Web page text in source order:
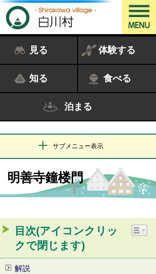
見る 体験する
知る 食べる
泊まる
サブメニュー表示
明善寺鐘楼門
目次(アイコンクリッ
クで閉じます)
解説